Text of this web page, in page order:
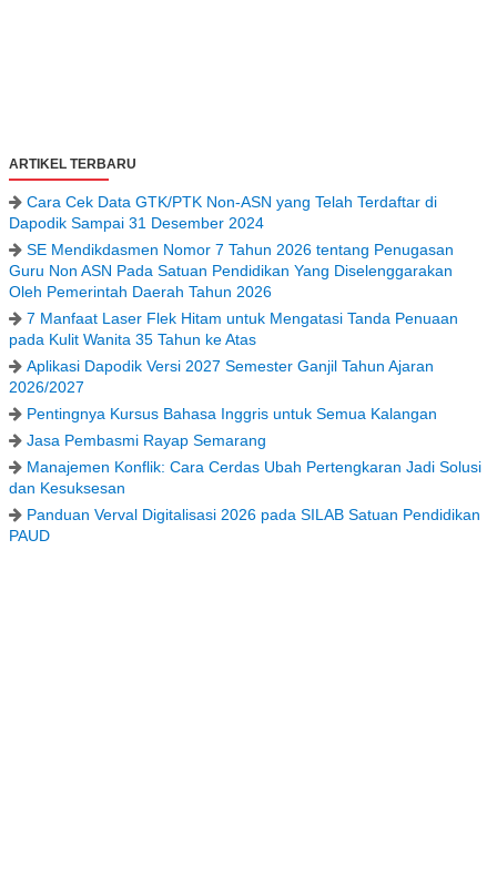
ARTIKEL TERBARU
Cara Cek Data GTK/PTK Non-ASN yang Telah Terdaftar di
Dapodik Sampai 31 Desember 2024
SE Mendikdasmen Nomor 7 Tahun 2026 tentang Penugasan
Guru Non ASN Pada Satuan Pendidikan Yang Diselenggarakan
Oleh Pemerintah Daerah Tahun 2026
7 Manfaat Laser Flek Hitam untuk Mengatasi Tanda Penuaan
pada Kulit Wanita 35 Tahun ke Atas
Aplikasi Dapodik Versi 2027 Semester Ganjil Tahun Ajaran
2026/2027
Pentingnya Kursus Bahasa Inggris untuk Semua Kalangan
Jasa Pembasmi Rayap Semarang
Manajemen Konflik: Cara Cerdas Ubah Pertengkaran Jadi Solusi
dan Kesuksesan
Panduan Verval Digitalisasi 2026 pada SILAB Satuan Pendidikan
PAUD